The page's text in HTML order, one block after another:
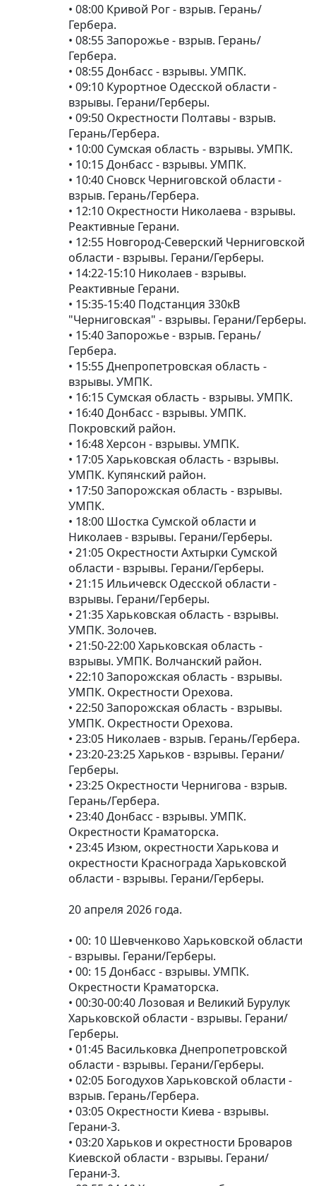
• 08:00 Кривой Рог - взрыв. Герань/
Гербера.
• 08:55 Запорожье - взрыв. Герань/
Гербера.
• 08:55 Донбасс - взрывы. УМПК.
• 09:10 Курортное Одесской области -
взрывы. Герани/Герберы.
• 09:50 Окрестности Полтавы - взрыв.
Герань/Гербера.
• 10:00 Сумская область - взрывы. УМПК.
• 10:15 Донбасс - взрывы. УМПК.
• 10:40 Сновск Черниговской области -
взрыв. Герань/Гербера.
• 12:10 Окрестности Николаева - взрывы.
Реактивные Герани.
• 12:55 Новгород-Северский Черниговской
области - взрывы. Герани/Герберы.
• 14:22-15:10 Николаев - взрывы.
Реактивные Герани.
• 15:35-15:40 Подстанция 330кВ
"Черниговская" - взрывы. Герани/Герберы.
• 15:40 Запорожье - взрыв. Герань/
Гербера.
• 15:55 Днепропетровская область -
взрывы. УМПК.
• 16:15 Сумская область - взрывы. УМПК.
• 16:40 Донбасс - взрывы. УМПК.
Покровский район.
• 16:48 Херсон - взрывы. УМПК.
• 17:05 Харьковская область - взрывы.
УМПК. Купянский район.
• 17:50 Запорожская область - взрывы.
УМПК.
• 18:00 Шостка Сумской области и
Николаев - взрывы. Герани/Герберы.
• 21:05 Окрестности Ахтырки Сумской
области - взрывы. Герани/Герберы.
• 21:15 Ильичевск Одесской области -
взрывы. Герани/Герберы.
• 21:35 Харьковская область - взрывы.
УМПК. Золочев.
• 21:50-22:00 Харьковская область -
взрывы. УМПК. Волчанский район.
• 22:10 Запорожская область - взрывы.
УМПК. Окрестности Орехова.
• 22:50 Запорожская область - взрывы.
УМПК. Окрестности Орехова.
• 23:05 Николаев - взрыв. Герань/Гербера.
• 23:20-23:25 Харьков - взрывы. Герани/
Герберы.
• 23:25 Окрестности Чернигова - взрыв.
Герань/Гербера.
• 23:40 Донбасс - взрывы. УМПК.
Окрестности Краматорска.
• 23:45 Изюм, окрестности Харькова и
окрестности Краснограда Харьковской
области - взрывы. Герани/Герберы.
20 апреля 2026 года.
• 00: 10 Шевченково Харьковской области
- взрывы. Герани/Герберы.
• 00: 15 Донбасс - взрывы. УМПК.
Окрестности Краматорска.
• 00:30-00:40 Лозовая и Великий Бурулук
Харьковской области - взрывы. Герани/
Герберы.
• 01:45 Васильковка Днепропетровской
области - взрывы. Герани/Герберы.
• 02:05 Богодухов Харьковской области -
взрыв. Герань/Гербера.
• 03:05 Окрестности Киева - взрывы.
Герани-3.
• 03:20 Харьков и окрестности Броваров
Киевской области - взрывы. Герани/
Герани-3.